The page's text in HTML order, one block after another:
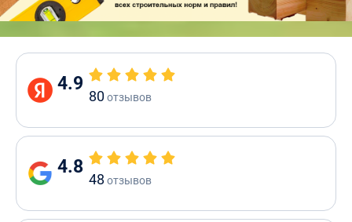
4.9
80отзывов
4.8
48 отзывов